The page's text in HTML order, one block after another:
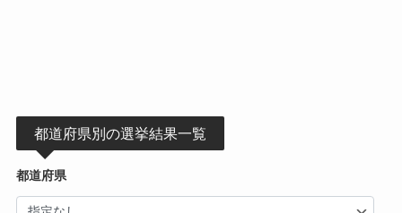
都道府県別の選挙結果一覧
都道府県